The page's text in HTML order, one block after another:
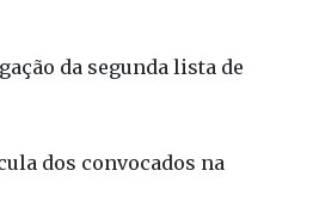
do Vestibular das